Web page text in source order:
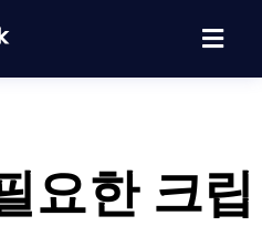
요한 크립